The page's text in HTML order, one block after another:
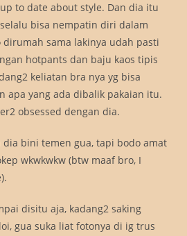
to date about style. Dan dia itu
bisa nempatin diri dalam
dirumah sama lakinya udah pasti
hotpants dan baju kaos tipis
keliatan bra nya yg bisa
apa yang ada dibalik pakaian itu.
obsessed dengan dia.
dia bini temen gua, tapi bodo amat
wkwkwkw (btw maaf bro, I
disitu aja, kadang2 saking
gua suka liat fotonya di ig trus